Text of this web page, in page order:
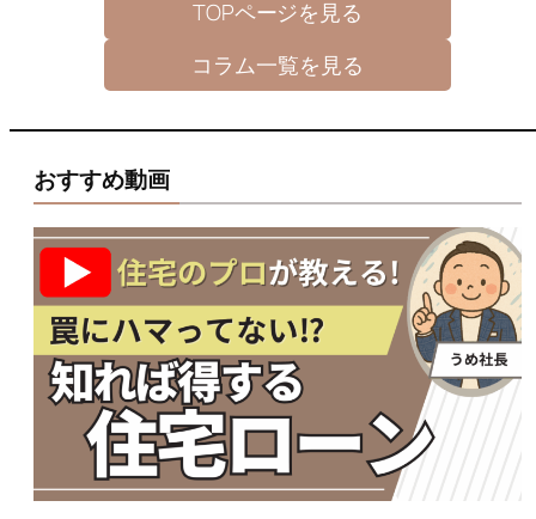
TOPページを見る
コラム一覧を見る
おすすめ動画